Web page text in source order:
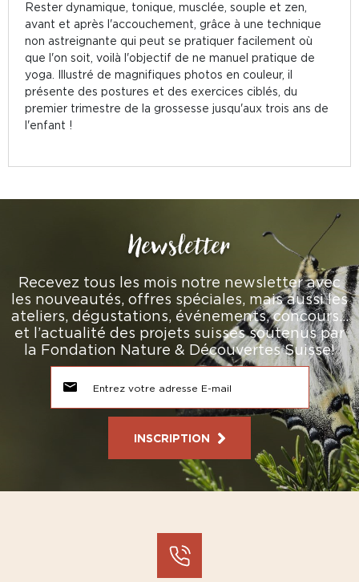
Rester dynamique, tonique, musclée, souple et zen,
avant et après l'accouchement, grâce à une technique
non astreignante qui peut se pratiquer facilement où
que l'on soit, voilà l'objectif de ne manuel pratique de
yoga. Illustré de magnifiques photos en couleur, il
présente des postures et des exercices ciblés, du
premier trimestre de la grossesse jusqu'aux trois ans de
l'enfant !
Newsletter
Recevez tous les mois notre newsletter avec
les nouveautés, offres spéciales, mais aussi les
ateliers, dégustations, événements, concours…
et l’actualité des projets suisses soutenus par
la Fondation Nature & Découvertes Suisse!
INSCRIPTION